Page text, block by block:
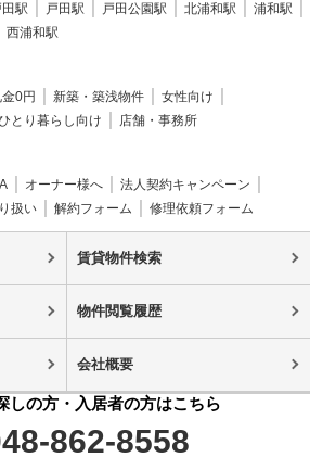
駅 戸田駅 戸田公園駅 北浦和駅
浦和駅
西浦和駅
0円 新築・築浅物件
女性向け
とり暮らし向け 店舗・事務所
オーナー様へ
法人契約キャンペーン
扱い 解約フォーム 修理依頼フォーム
賃貸物件検索
物件閲覧履歴
会社概要
しの方・入居者の方はこちら
862-8558